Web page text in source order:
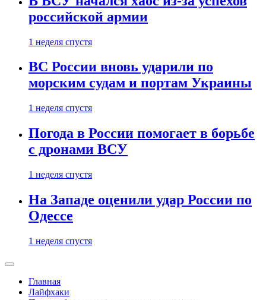
российской армии
1 неделя спустя
ВС России вновь ударили по
морским судам и портам Украины
1 неделя спустя
Погода в России помогает в борьбе
с дронами ВСУ
1 неделя спустя
На Западе оценили удар России по
Одессе
1 неделя спустя
Главная
Лайфхаки